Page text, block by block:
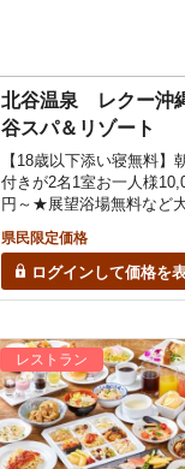
北谷温泉 レクー沖
谷スパ＆リゾート
【18歳以下添い寝無料】
付きが2名1室お一人様
円～★展望浴場無料など
喫プラン♪≪朝食付き≫
県民限定価格
ログインして価格を
レストラン